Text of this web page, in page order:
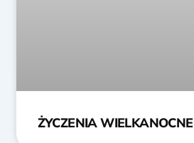
ŻYCZENIA WIELKANOCNE